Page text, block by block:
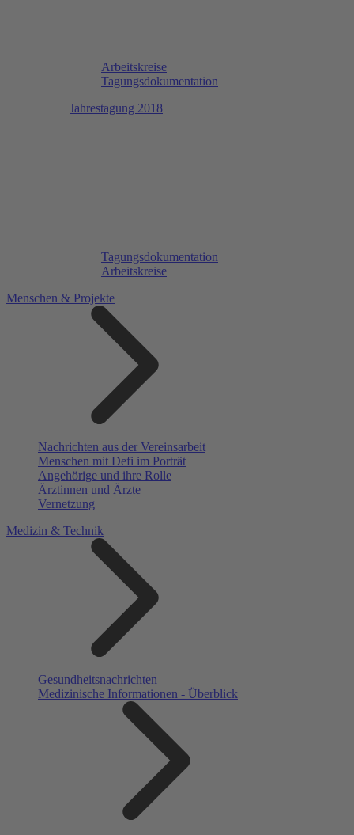
Arbeitskreise
Tagungsdokumentation
Jahrestagung 2018
Tagungsdokumentation
Arbeitskreise
Menschen & Projekte
Nachrichten aus der Vereinsarbeit
Menschen mit Defi im Porträt
Angehörige und ihre Rolle
Ärztinnen und Ärzte
Vernetzung
Medizin & Technik
Gesundheitsnachrichten
Medizinische Informationen - Überblick